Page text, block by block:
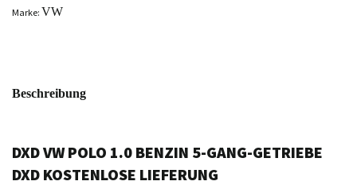
Marke: VW
Beschreibung
DXD VW POLO 1.0 BENZIN 5-GANG-GETRIEBE
DXD KOSTENLOSE LIEFERUNG